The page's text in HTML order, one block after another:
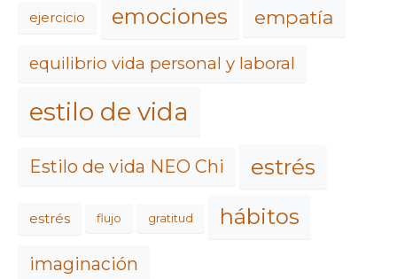
ejercicio emociones empatía
equilibrio vida personal y laboral
estilo de vida
Estilo de vida NEO Chi estrés
estrés flujo gratitud hábitos
imaginación